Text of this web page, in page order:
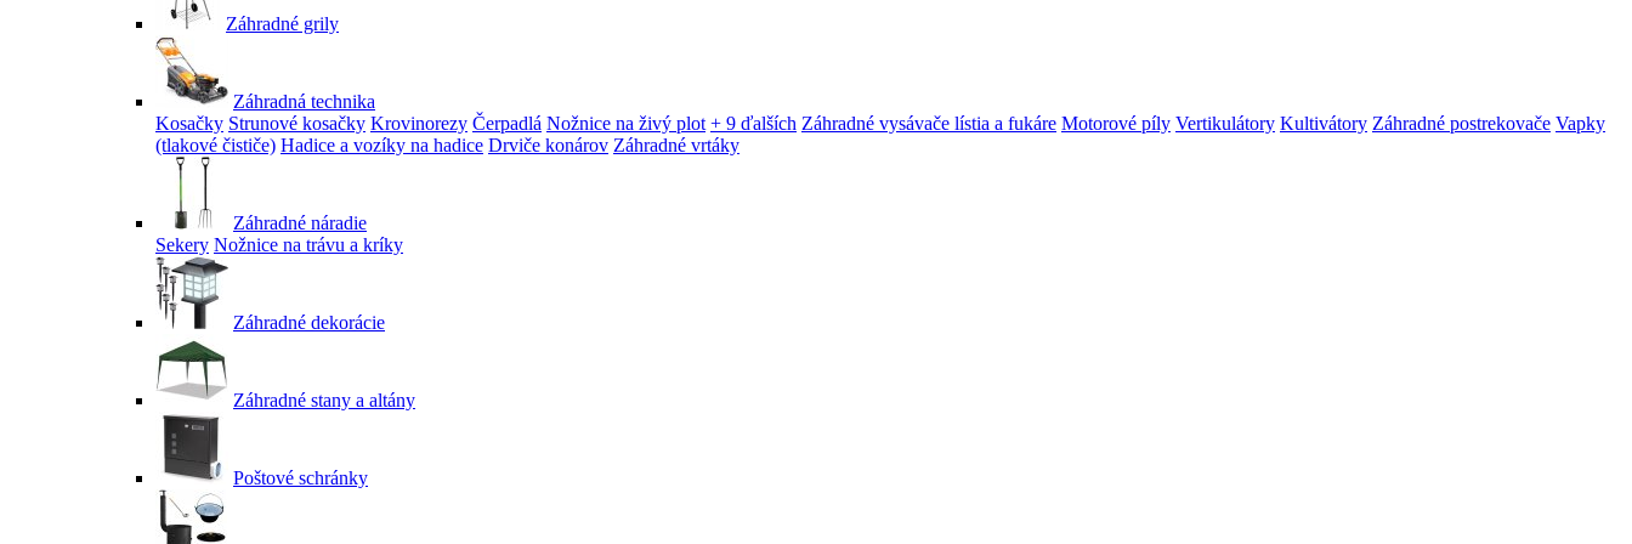
Záhradné grily
Záhradná technika
Kosačky Strunové kosačky Krovinorezy Čerpadlá Nožnice na živý plot + 9 ďalších Záhradné vysávače lístia a fukáre Motorové píly Vertikulátory Kultivátory Záhradné postrekovače Vapky
(tlakové čističe) Hadice a vozíky na hadice Drviče konárov Záhradné vrtáky
Záhradné náradie
Sekery Nožnice na trávu a kríky
Záhradné dekorácie
Záhradné stany a altány
Poštové schránky